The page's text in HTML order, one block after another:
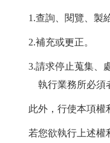
1.查詢、閱覽、製
2.補充或更正。
3.請求停止蒐集、
執行業務所必須
此外，行使本項權
若您欲執行上述權